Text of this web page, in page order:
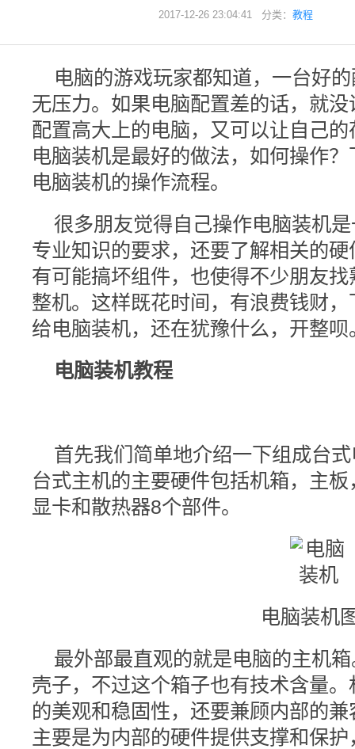
2017-12-26 23:04:41 分类： 教程
电脑的游戏玩家都知道，一台好
无压力。如果电脑配置差的话，就
配置高大上的电脑，又可以让自己
电脑装机是最好的做法，如何操作
电脑装机的操作流程。
很多朋友觉得自己操作电脑装机
专业知识的要求，还要了解相关的
有可能搞坏组件，也使得不少朋友
整机。这样既花时间，有浪费钱财
给电脑装机，还在犹豫什么，开整呗
电脑装机教程
首先我们简单地介绍一下组成台
台式主机的主要硬件包括机箱，主
显卡和散热器8个部件。
电脑装机
最外部最直观的就是电脑的主机
壳子，不过这个箱子也有技术含量
的美观和稳固性，还要兼顾内部的
主要是为内部的硬件提供支撑和保